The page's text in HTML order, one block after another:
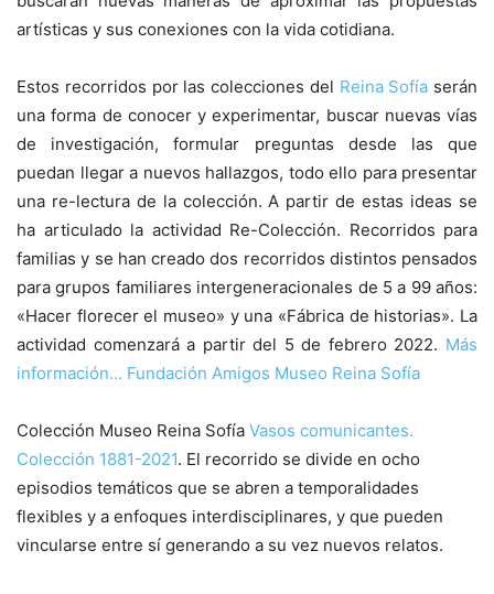
artísticas y sus conexiones con la vida cotidiana.
Estos recorridos por las colecciones del Reina Sofía serán
una forma de conocer y experimentar, buscar nuevas vías
de investigación, formular preguntas desde las que
puedan llegar a nuevos hallazgos, todo ello para presentar
una re-lectura de la colección. A partir de estas ideas se
ha articulado la actividad Re-Colección. Recorridos para
familias y se han creado dos recorridos distintos pensados
para grupos familiares intergeneracionales de 5 a 99 años:
«Hacer florecer el museo» y una «Fábrica de historias». La
actividad comenzará a partir del 5 de febrero 2022. Más
información… Fundación Amigos Museo Reina Sofía
Colección Museo Reina Sofía Vasos comunicantes.
Colección 1881-2021. El recorrido se divide en ocho
episodios temáticos que se abren a temporalidades
flexibles y a enfoques interdisciplinares, y que pueden
vincularse entre sí generando a su vez nuevos relatos.